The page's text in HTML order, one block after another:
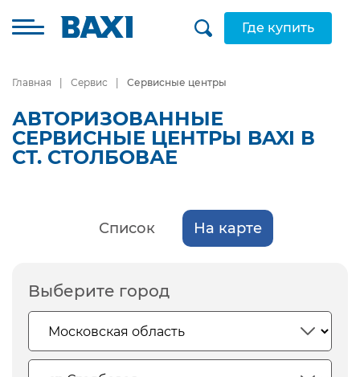
Где купить
Главная Сервис Сервисные центры
АВТОРИЗОВАННЫЕ
СЕРВИСНЫЕ ЦЕНТРЫ BAXI В
СТ. СТОЛБОВАЕ
Список На карте
Выберите город